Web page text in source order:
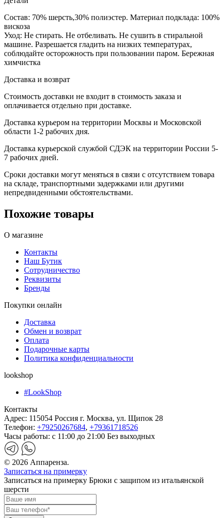
Состав: 70% шерсть,30% полиэстер. Материал подклада: 100%
вискоза
Уход: Не стирать. Не отбеливать. Не сушить в стиральной
машине. Разрешается гладить на низких температурах,
соблюдайте осторожность при пользовании паром. Бережная
химчистка
Доставка и возврат
Стоимость доставки не входит в стоимость заказа и
оплачивается отдельно при доставке.
Доставка курьером на территории Москвы и Московской
области 1-2 рабочих дня.
Доставка курьерской службой СДЭК на территории России 5-
7 рабочих дней.
Сроки доставки могут меняться в связи с отсутствием товара
на складе, транспортными задержками или другими
непредвиденными обстоятельствами.
Похожие товары
О магазине
Контакты
Наш Бутик
Сотрудничество
Реквизиты
Бренды
Покупки онлайн
Доставка
Обмен и возврат
Оплата
Подарочные карты
Политика конфиденциальности
lookshop
#LookShop
Контакты
Адрес: 115054 Россия г. Москва, ул. Щипок 28
Телефон: +79250267684, +79361718526
Часы работы: с 11:00 до 21:00 Без выходных
© 2026 Аппаренза.
Записаться на примерку
Записаться на примерку Брюки с защипом из итальянской
шерсти